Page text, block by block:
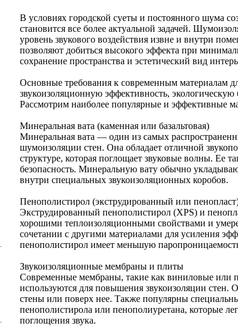
В условиях городской суеты и постоянного шума
становится все более актуальной задачей.
уровень звукового воздействия извне и внутри
позволяют добиться высокого эффекта при
сохранение пространства и эстетический вид
Основные требования к современным материалам
звукоизоляционную эффективность, экологическую
Рассмотрим наиболее популярные и эффективные
Минеральная вата (каменная или базальтовая)
Минеральная вата — один из самых
шумоизоляции стен. Она обладает отличной
структуре, которая поглощает звуковые волны. Ее
безопасность. Минеральную вату обычно
внутри специальных звукоизоляционных коробов.
Пенополистирол (экструдированный или
Экструдированный пенополистирол (XPS) и
хорошими теплоизоляционными свойствами и
сочетании с другими материалами для усиления
пенополистирол имеет меньшую
Звукоизоляционные мембраны и плиты
Современные мембраны, такие как виниловые
используются для повышения звукоизоляции стен.
стены или поверх нее. Также популярны
пенополистирола или пенополиуретана, которые
поглощения звука.